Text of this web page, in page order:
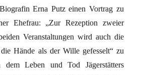
Erna Putz einen Vortrag zu
Ehefrau: „Zur Rezeption zweier
Veranstaltungen wird auch die
Hände als der Wille gefesselt“ zu
Leben und Tod Jägerstätters